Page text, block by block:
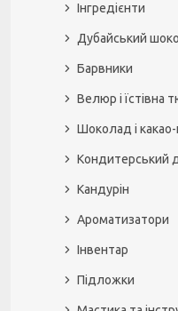
Інгредієнти
Дубайський
Барвники
Велюр і їстівна
Шоколад і
Кондитерський
Кандурін
Ароматизатори
Інвентар
Підложки